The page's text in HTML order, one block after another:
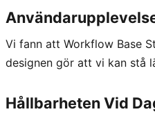
Vi fann att Workflow Base
designen gör att vi kan stå
Hållbarheten Vid